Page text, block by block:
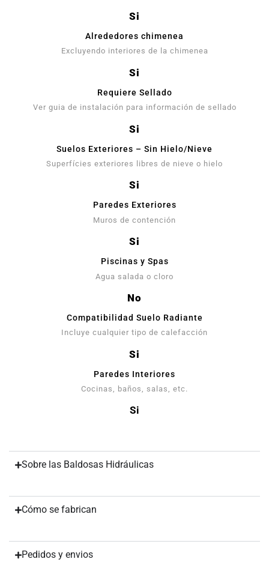
Si
Alrededores chimenea
Excluyendo interiores de la chimenea
Si
Requiere Sellado
Ver guia de instalación para información de sellado
Si
Suelos Exteriores – Sin Hielo/Nieve
Superfícies exteriores libres de nieve o hielo
Si
Paredes Exteriores
Muros de contención
Si
Piscinas y Spas
Agua salada o cloro
No
Compatibilidad Suelo Radiante
Incluye cualquier tipo de calefacción
Si
Paredes Interiores
Cocinas, baños, salas, etc.
Si
Sobre las Baldosas Hidráulicas
Cómo se fabrican
Pedidos y envios